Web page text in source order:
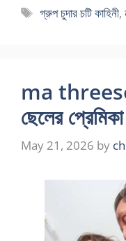
Tags
গ্রুপ চুদার চটি কাহিনী,
ma
ছেলের প্রেমিকা
May 21, 2026 by